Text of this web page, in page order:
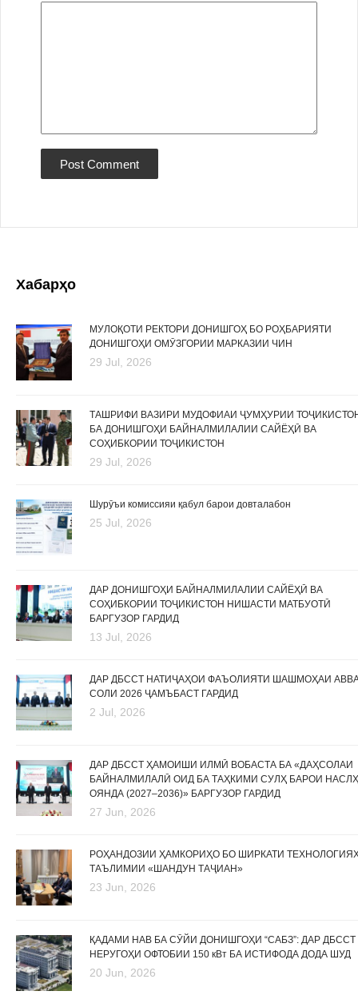
Хабарҳо
МУЛОҚОТИ РЕКТОРИ ДОНИШГОҲ БО РОҲБАРИЯТИ
ДОНИШГОҲИ ОМӮЗГОРИИ МАРКАЗИИ ЧИН
29 Jul, 2026
ТАШРИФИ ВАЗИРИ МУДОФИАИ ҶУМҲУРИИ
БА ДОНИШГОҲИ БАЙНАЛМИЛАЛИИ САЙЁҲӢ ВА
СОҲИБКОРИИ ТОҶИКИСТОН
29 Jul, 2026
Шурӯъи комиссияи қабул барои довталабон
25 Jul, 2026
ДАР ДОНИШГОҲИ БАЙНАЛМИЛАЛИИ САЙЁҲӢ ВА
СОҲИБКОРИИ ТОҶИКИСТОН НИШАСТИ МАТБУОТӢ
БАРГУЗОР ГАРДИД
13 Jul, 2026
ДАР ДБССТ НАТИҶАҲОИ ФАЪОЛИЯТИ ШАШМОҲАИ
СОЛИ 2026 ҶАМЪБАСТ ГАРДИД
2 Jul, 2026
ДАР ДБССТ ҲАМОИШИ ИЛМӢ ВОБАСТА БА «ДАҲСОЛАИ
БАЙНАЛМИЛАЛӢ ОИД БА ТАҲКИМИ СУЛҲ БАРОИ
ОЯНДА (2027–2036)» БАРГУЗОР ГАРДИД
27 Jun, 2026
РОҲАНДОЗИИ ҲАМКОРИҲО БО ШИРКАТИ
ТАЪЛИМИИ «ШАНДУН ТАҶИАН»
23 Jun, 2026
ҚАДАМИ НАВ БА СӮЙИ ДОНИШГОҲИ “САБЗ”: ДАР ДБССТ
НЕРУГОҲИ ОФТОБИИ 150 кВт БА ИСТИФОДА ДОДА ШУД
20 Jun, 2026